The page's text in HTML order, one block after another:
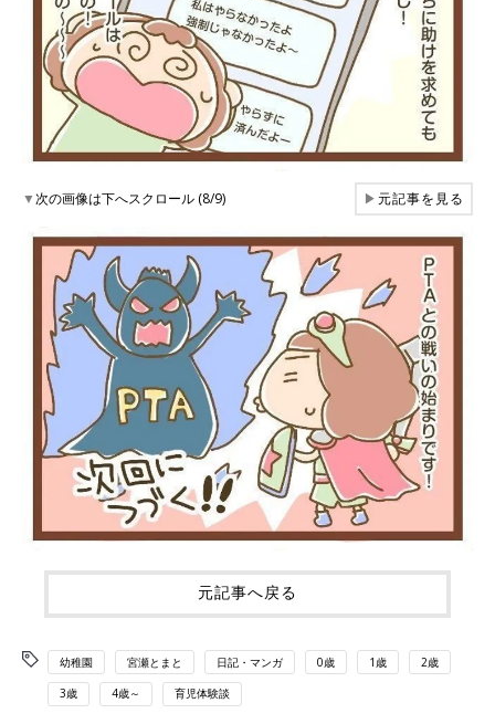
▼次の画像は下へスクロール (8/9) ▶元記事を見る
元記事へ戻る
幼稚園 宮瀬とまと 日記・マンガ 0歳 1歳 2歳
3歳 4歳～ 育児体験談